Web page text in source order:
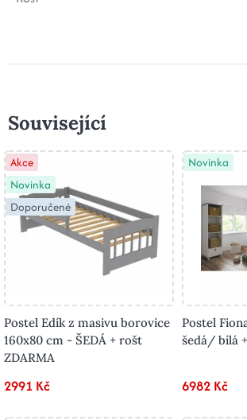
Související
Akce
Novinka
Doporučené
Postel Edík z masivu borovice
160x80 cm - ŠEDÁ + rošt
ZDARMA
2991 Kč
Novinka
Postel
šedá/ bílá
6982 Kč